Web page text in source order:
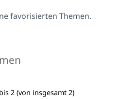
favorisierten Themen.
2 (von insgesamt 2)